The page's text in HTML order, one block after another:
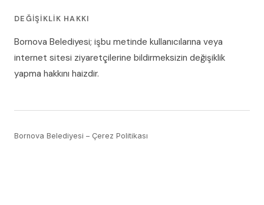
DEĞIŞIKLIK HAKKI
Bornova Belediyesi; işbu metinde kullanıcılarına veya
internet sitesi ziyaretçilerine bildirmeksizin değişiklik
yapma hakkını haizdir.
Bornova Belediyesi – Çerez Politikası